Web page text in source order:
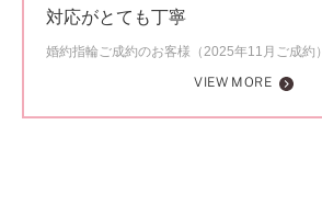
対応がとても丁寧
婚約指輪ご成約のお客様（2025年11月ご成約）
VIEW MORE